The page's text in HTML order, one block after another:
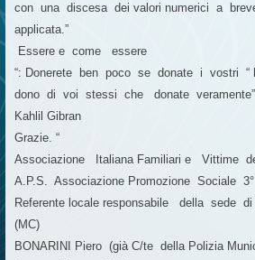
con una discesa dei valori numerici a
applicata.”
Essere e come essere
“: Donerete ben poco se donate i vostri “
dono di voi stessi che donate veramente”
Kahlil Gibran
Grazie. “
Associazione Italiana Familiari e Vittime
A.P.S. Associazione Promozione Sociale
Referente locale responsabile della sede di
(MC)
BONARINI Piero (già C/te della Polizia